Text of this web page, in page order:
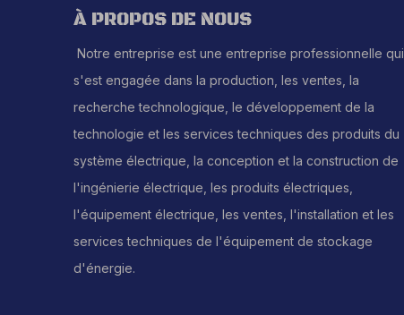
À PROPOS DE NOUS
Notre entreprise est une entreprise professionnelle qui
s'est engagée dans la production, les ventes, la
recherche technologique, le développement de la
technologie et les services techniques des produits du
système électrique, la conception et la construction de
l'ingénierie électrique, les produits électriques,
l'équipement électrique, les ventes, l'installation et les
services techniques de l'équipement de stockage
d'énergie.